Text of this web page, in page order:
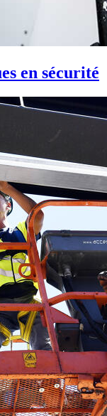
en sécurité